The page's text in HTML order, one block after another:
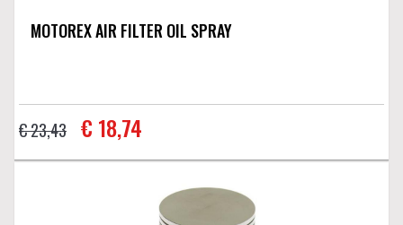
MOTOREX AIR FILTER OIL SPRAY
€ 23,43 € 18,74